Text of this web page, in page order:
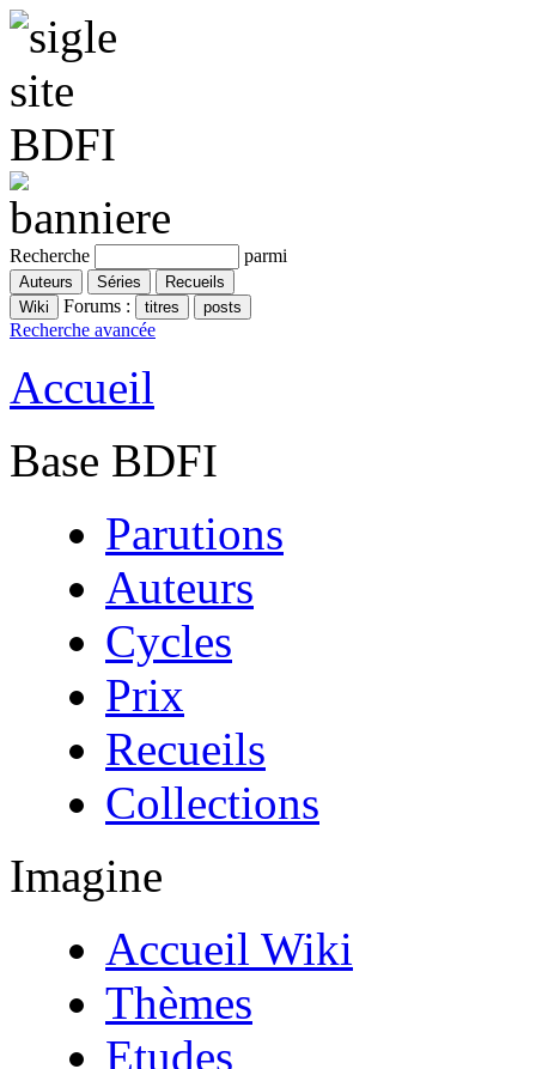
Recherche parmi
Forums :
Recherche avancée
Accueil
Base BDFI
Parutions
Auteurs
Cycles
Prix
Recueils
Collections
Imagine
Accueil Wiki
Thèmes
Etudes